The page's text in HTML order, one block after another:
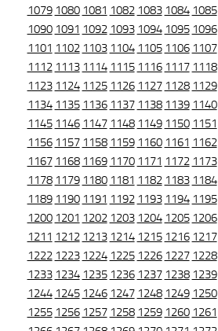
1079 1080 1081 1082 1083 1084 1085
1090 1091 1092 1093 1094 1095 1096
1101 1102 1103 1104 1105 1106 1107
1112 1113 1114 1115 1116 1117 1118
1123 1124 1125 1126 1127 1128 1129
1134 1135 1136 1137 1138 1139 1140
1145 1146 1147 1148 1149 1150 1151
1156 1157 1158 1159 1160 1161 1162
1167 1168 1169 1170 1171 1172 1173
1178 1179 1180 1181 1182 1183 1184
1189 1190 1191 1192 1193 1194 1195
1200 1201 1202 1203 1204 1205 1206
1211 1212 1213 1214 1215 1216 1217
1222 1223 1224 1225 1226 1227 1228
1233 1234 1235 1236 1237 1238 1239
1244 1245 1246 1247 1248 1249 1250
1255 1256 1257 1258 1259 1260 1261